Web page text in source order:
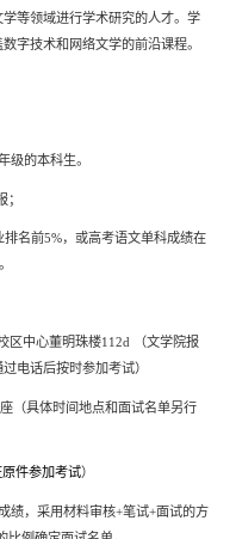
等领域进行学术研究的人才。学
字技术和网络文学的前沿课程。
级的本科生。
；
排名前5%，或高考语文单科成绩在
区中心董明珠楼112d
（文学院报
电话后按时参加考试）
座（具体时间地点和面试名单另行
件参加考试）
绩，采用材料审核+笔试+面试的方